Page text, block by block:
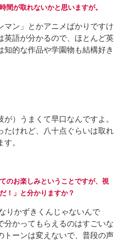
間が取れないかと思いますが。
ン」とかアニメばかりですけ
英語が分かるので、ほとんど英
知的な作品や学園物も結構好き
）うまくて早口なんですよ。
たけれど、八十点ぐらいは取れ
。
のお楽しみということですが、視
！」と分かりますか？
りかずきくんじゃないんで
分かってもらえるのはすごいな
トーンは変えないで、普段の声